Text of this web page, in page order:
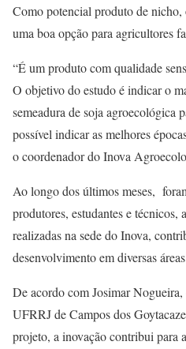
Como potencial produto de
uma boa opção para agricultores
“É um produto com qualidade
O objetivo do estudo é indicar o
semeadura de soja agroecológica
possível indicar as melhores
o coordenador do Inova
Ao longo dos últimos meses,
produtores, estudantes e técnicos,
realizadas na sede do Inova,
desenvolvimento em diversas
De acordo com Josimar
UFRRJ de Campos dos
projeto, a inovação contribui para